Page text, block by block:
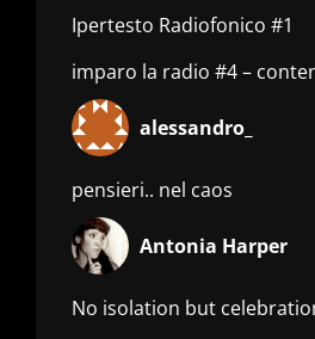
Ipertesto Radiofonico #1
imparo la radio #4 –
alessandro_
pensieri.. nel caos
Antonia Harper
No isolation but